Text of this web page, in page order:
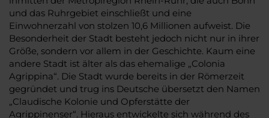
und das Ruhrgebiet einschließt und eine
Einwohnerzahl von stolzen 10,6 Millionen aufweist. Die
Besonderheit der Stadt besteht jedoch nicht nur in ihrer
Größe, sondern vor allem in der Geschichte. Kaum eine
andere Stadt ist älter als das ehemalige „Colonia
Agrippina“. Die Stadt wurde bereits in der Römerzeit
gegründet und trug ins Deutsche übersetzt den Namen
„Claudische Kolonie und Opferstätte der
Agrippinenser“. Hieraus entwickelte sich während des